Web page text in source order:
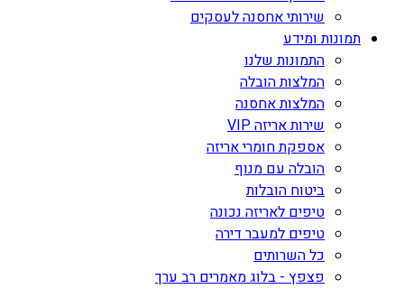
שירותי אחסנה לעסקים
תמונות ומידע
התמונות שלנו
המלצות הובלה
המלצות אחסנה
שירות אריזה VIP
אספקת חומרי אריזה
הובלה עם מנוף
ביטוח הובלות
טיפים לאריזה נכונה
טיפים למעבר דירה
כל השרותים
פצפץ - בלוג מאמרים רב ערך